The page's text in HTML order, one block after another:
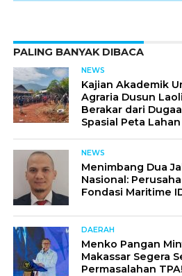
PALING BANYAK DIBACA
NEWS
Kajian Akademik
Agraria Dusun
Berakar dari
Spasial Peta
NEWS
Menimbang Dua
Nasional:
Fondasi Maritime
DAERAH
Menko Pangan
Makassar Segera
Permasalahan TPA!